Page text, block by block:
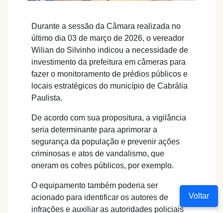
Voltar
Durante a sessão da Câmara realizada no
último dia 03 de março de 2026, o vereador
Wilian do Silvinho indicou a necessidade de
investimento da prefeitura em câmeras para
fazer o monitoramento de prédios públicos e
locais estratégicos do município de Cabrália
Paulista.
De acordo com sua propositura, a vigilância
seria determinante para aprimorar a
segurança da população e prevenir ações
criminosas e atos de vandalismo, que
oneram os cofres públicos, por exemplo.
O equipamento também poderia ser
acionado para identificar os autores de
infrações e auxiliar as autoridades policiais